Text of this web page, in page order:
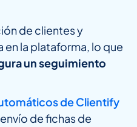
de clientes y
la plataforma, lo que
un seguimiento
de Clientify
de fichas de